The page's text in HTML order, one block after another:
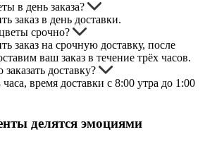
в день заказа?
заказ в день доставки.
срочно?
заказ на срочную доставку, после
ваш заказ в течение трёх часов.
доставку?
время доставки с 8:00 утра до 1:00
делятся эмоциями